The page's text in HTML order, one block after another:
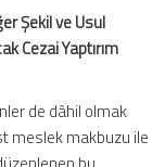
Şekil ve Usul
Cezai Yaptırım
de dâhil olmak
meslek makbuzu ile